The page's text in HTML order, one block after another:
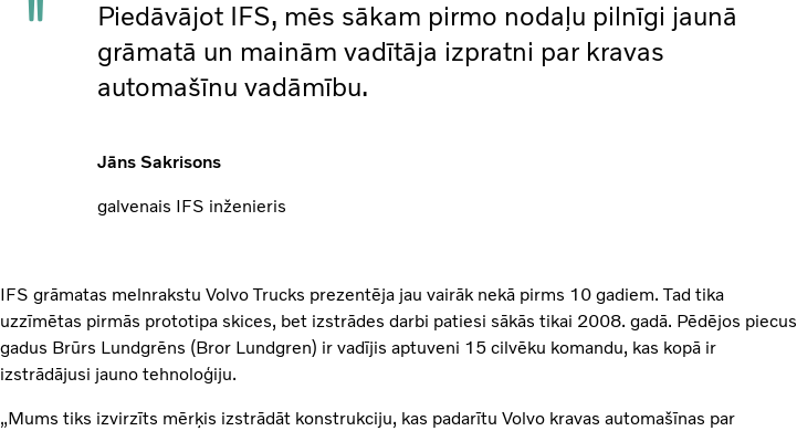
Piedāvājot IFS, mēs sākam pirmo nodaļu pilnīgi jaunā
grāmatā un mainām vadītāja izpratni par kravas
automašīnu vadāmību.
Jāns Sakrisons
galvenais IFS inženieris
IFS grāmatas melnrakstu Volvo Trucks prezentēja jau vairāk nekā pirms 10 gadiem. Tad tika
uzzīmētas pirmās prototipa skices, bet izstrādes darbi patiesi sākās tikai 2008. gadā. Pēdējos piecus
gadus Brūrs Lundgrēns (Bror Lundgren) ir vadījis aptuveni 15 cilvēku komandu, kas kopā ir
izstrādājusi jauno tehnoloģiju.
„Mums tiks izvirzīts mērķis izstrādāt konstrukciju, kas padarītu Volvo kravas automašīnas par